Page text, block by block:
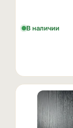
В наличии